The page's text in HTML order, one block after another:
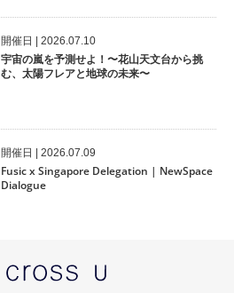
開催⽇ | 2026.07.10
宇宙の嵐を予測せよ！〜花山天文台から挑
む、太陽フレアと地球の未来〜
開催⽇ | 2026.07.09
Fusic x Singapore Delegation | NewSpace
Dialogue